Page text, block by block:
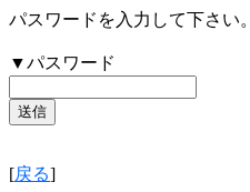
パスワードを入力して下さい。
▼パスワード
[戻る]